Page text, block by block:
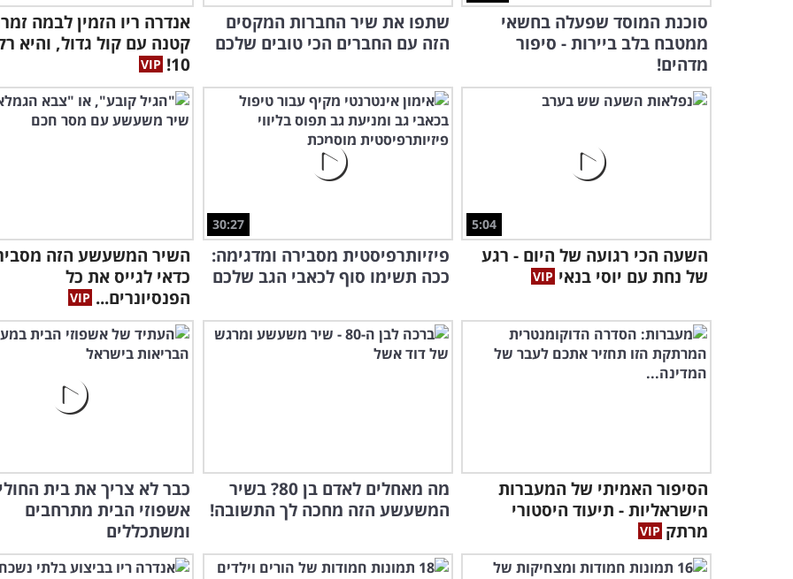
סוכנת המוסד שפעלה בחשאי
ממטבח בלב ביירות - סיפור
מדהים!
שתפו את שיר החברות המקסים
הזה עם החברים הכי טובים שלכם
אנדרה ריו הזמין לבמה
קטנה עם קול גדול, והיא
10!
5:04
השעה הכי רגועה של היום - רגע
של נחת עם יוסי בנאי
30:27
פיזיותרפיסטית מסבירה ומדגימה:
ככה תשימו סוף לכאבי הגב שלכם
השיר המשעשע הזה
כדאי לגייס את כל
הפנסיונרים...
הסיפור האמיתי של המעברות
הישראליות - תיעוד היסטורי
מרתק
מה מאחלים לאדם בן 80? בשיר
המשעשע הזה מחכה לך התשובה!
כבר לא צריך את בית
אשפוזי הבית מתרחבים
ומשתכללים